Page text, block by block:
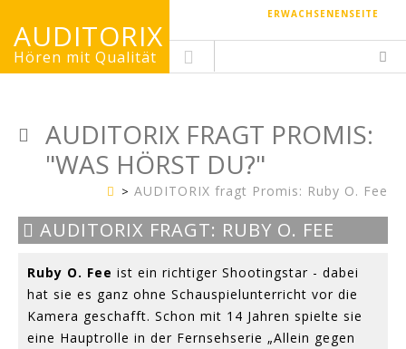
ERWACHSENENSEITE
AUDITORIX
Hören mit Qualität
AUDITORIX FRAGT PROMIS:
"WAS HÖRST DU?"
KinderseiteAUDITORIX fragt Promis: Ruby O. Fee
AUDITORIX FRAGT: RUBY O. FEE
Ruby O. Fee ist ein richtiger Shootingstar - dabei
hat sie es ganz ohne Schauspielunterricht vor die
Kamera geschafft. Schon mit 14 Jahren spielte sie
eine Hauptrolle in der Fernsehserie „Allein gegen